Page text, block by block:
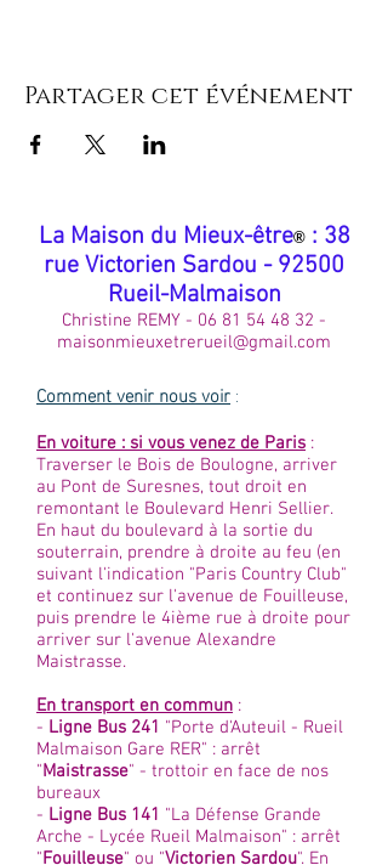
Partager cet événement
​La Maison du Mieux-être®: 38
rue Victorien Sardou - 92500
Rueil-Malmaison
Christine REMY - 06 81 54 48 32 -
maisonmieuxetrerueil@gmail.com
Comment venir nous voir:
En voiture : si vous venez de Paris :
Traverser le Bois de Boulogne, arriver
au Pont de Suresnes, tout droit en
remontant le Boulevard Henri Sellier.
En haut du boulevard à la sortie du
souterrain, prendre à droite au feu (en
suivant l'indication "Paris Country Club"
et continuez sur l'avenue de Fouilleuse,
puis prendre le 4ième rue à droite pour
arriver sur l'avenue Alexandre
Maistrasse.
En transport en commun :
- Ligne Bus 241 "Porte d'Auteuil - Rueil
Malmaison Gare RER" : arrêt
"Maistrasse" - trottoir en face de nos
bureaux
- Ligne Bus 141 "La Défense Grande
Arche - Lycée Rueil Malmaison" : arrêt
"Fouilleuse" ou "Victorien Sardou". En